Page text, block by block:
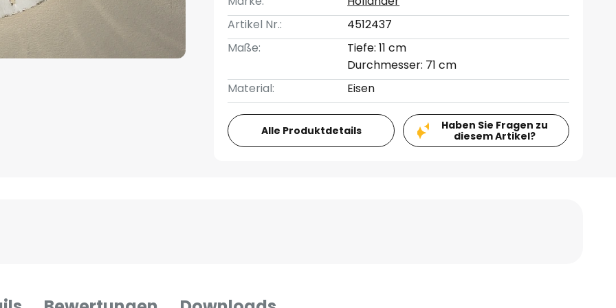
Artikel Nr.:
4512437
Maße:
Tiefe: 11 cm
Durchmesser: 71 cm
Material:
Eisen
Alle Produktdetails
Haben Sie Fragen zu
diesem Artikel?